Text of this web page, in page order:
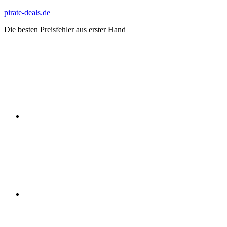
Zum
springen
pirate-deals.de
Die besten Preisfehler aus erster Hand